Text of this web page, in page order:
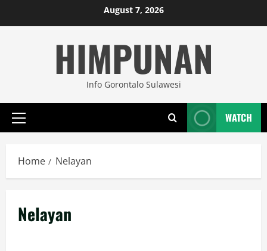
to
August 7, 2026
HIMPUNAN
Info Gorontalo Sulawesi
Primary
WATCH
Home Nelayan
Nelayan